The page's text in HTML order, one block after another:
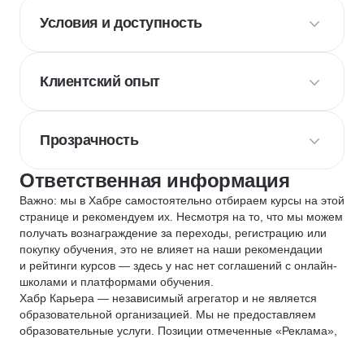
Условия и доступность
Клиентский опыт
Прозрачность
Ответственная информация
Важно: мы в Хабре самостоятельно отбираем курсы на этой
странице и рекомендуем их. Несмотря на то, что мы можем
получать вознаграждение за переходы, регистрацию или
покупку обучения, это не влияет на наши рекомендации
и рейтинги курсов — здесь у нас нет соглашений с онлайн-
школами и платформами обучения.
Хабр Карьера — независимый агрегатор и не является
образовательной организацией. Мы не предоставляем
образовательные услуги. Позиции отмеченные «Реклама»,